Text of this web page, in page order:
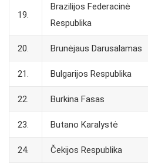
19.
Brazilijos Federacinė
Respublika
20. Brunėjaus Darusalamas
21. Bulgarijos Respublika
22. Burkina Fasas
23. Butano Karalystė
24. Čekijos Respublika